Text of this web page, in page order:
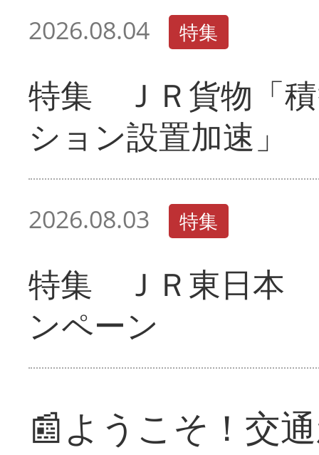
2026.08.04 特集
特集 ＪＲ貨物「
ション設置加速」
2026.08.03 特集
特集 ＪＲ東日本
ンペーン
📰ようこそ！交